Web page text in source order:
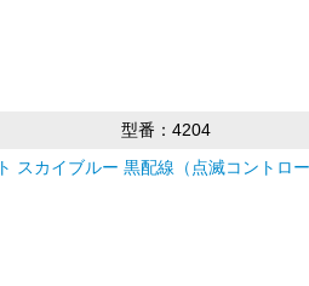
型番：4204
カイブルー 黒配線（点滅コントロ